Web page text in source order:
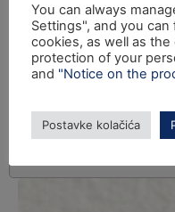
You can always
Settings", and you
cookies, as well as
protection of your
and "Notice on the
Postavke kolačića